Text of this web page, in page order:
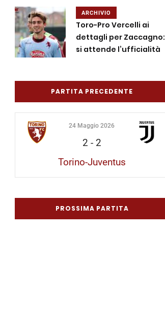
ARCHIVIO
Toro-Pro Vercelli ai
dettagli per Zaccagno:
si attende l’ufficialità
PARTITA PRECEDENTE
24 Maggio 2026
2 - 2
Torino-Juventus
PROSSIMA PARTITA